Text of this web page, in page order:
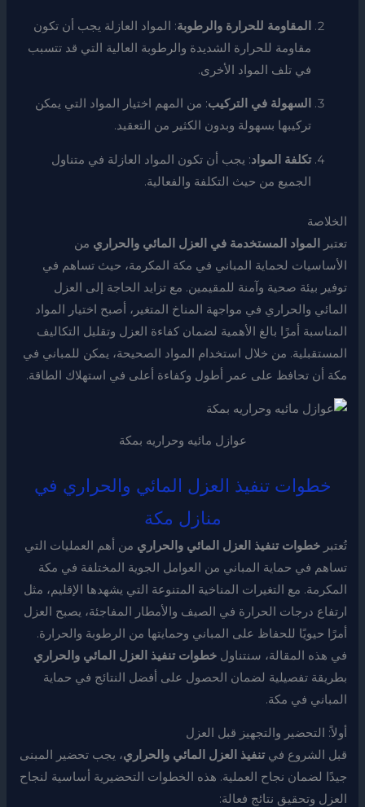
المقاومة للحرارة والرطوبة: المواد العازلة يجب أن تكون
مقاومة للحرارة الشديدة والرطوبة العالية التي قد تتسبب
في تلف المواد الأخرى.
السهولة في التركيب: من المهم اختيار المواد التي يمكن
تركيبها بسهولة وبدون الكثير من التعقيد.
تكلفة المواد: يجب أن تكون المواد العازلة في متناول
الجميع من حيث التكلفة والفعالية.
الخلاصة
تعتبر
المواد المستخدمة في العزل المائي والحراري من
الأساسيات لحماية المباني في مكة المكرمة، حيث تساهم في
توفير بيئة صحية وآمنة للمقيمين. مع تزايد الحاجة إلى العزل
المائي والحراري في مواجهة المناخ المتغير، أصبح اختيار المواد
المناسبة أمرًا بالغ الأهمية لضمان كفاءة العزل وتقليل التكاليف
المستقبلية. من خلال استخدام المواد الصحيحة، يمكن للمباني في
مكة أن تحافظ على عمر أطول وكفاءة أعلى في استهلاك الطاقة.
عوازل مائيه وحراريه بمكة
خطوات تنفيذ العزل المائي والحراري في
منازل مكة
تُعتبرخطوات تنفيذ العزل المائي والحراري من أهم العمليات التي
تساهم في حماية المباني من العوامل الجوية المختلفة في مكة
المكرمة. مع التغيرات المناخية المتنوعة التي يشهدها الإقليم، مثل
ارتفاع درجات الحرارة في الصيف والأمطار المفاجئة، يصبح العزل
أمرًا حيويًا للحفاظ على المباني وحمايتها من الرطوبة والحرارة.
في هذه المقالة، سنتناولخطوات تنفيذ العزل المائي والحراري
بطريقة تفصيلية لضمان الحصول على أفضل النتائج في حماية
المباني في مكة.
أولاً: التحضير والتجهيز قبل العزل
قبل الشروع فيتنفيذ العزل المائي والحراري، يجب تحضير المبنى
جيدًا لضمان نجاح العملية. هذه الخطوات التحضيرية أساسية لنجاح
العزل وتحقيق نتائج فعالة: